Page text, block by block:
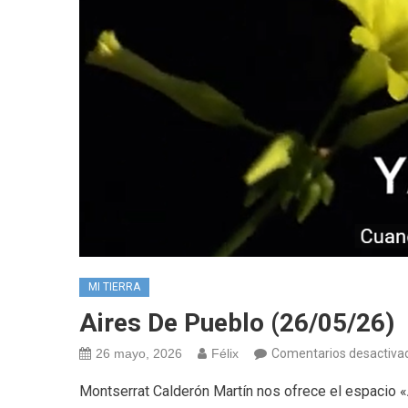
MI TIERRA
Aires De Pueblo (26/05/26)
26 mayo, 2026 Félix Comentarios
Montserrat Calderón Martín nos ofrece el espacio